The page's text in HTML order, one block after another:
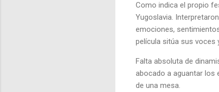
Como indica el propio
Yugoslavia.
emociones,
película sitúa sus voces
Falta absoluta de
abocado a aguantar los
de una mesa.